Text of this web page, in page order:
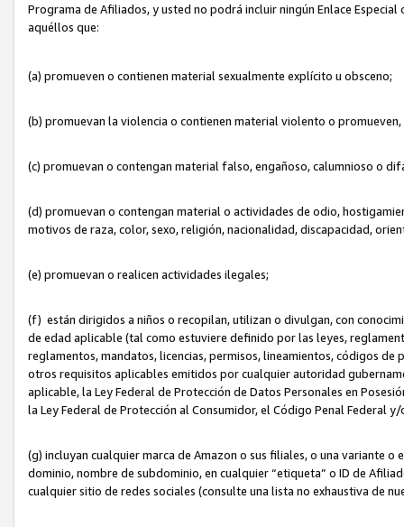
Programa de Afiliados, y usted no podrá incluir ningún Enlace
aquéllos que:
(a) promueven o contienen material sexualmente explícito u obsceno;
(b) promuevan la violencia o contienen material violento o
(c) promuevan o contengan material falso, engañoso, calumnioso o
(d) promuevan o contengan material o actividades de odio,
motivos de raza, color, sexo, religión, nacionalidad, discapacidad,
(e) promuevan o realicen actividades ilegales;
(f) están dirigidos a niños o recopilan, utilizan o divulgan, con
de edad aplicable (tal como estuviere definido por las leyes,
reglamentos, mandatos, licencias, permisos, lineamientos, códigos
otros requisitos aplicables emitidos por cualquier autoridad
aplicable, la Ley Federal de Protección de Datos Personales en
la Ley Federal de Protección al Consumidor, el Código Penal Federal
(g) incluyan cualquier marca de Amazon o sus filiales, o una variante
dominio, nombre de subdominio, en cualquier “etiqueta” o ID de
cualquier sitio de redes sociales (consulte una lista no exhaustiva de